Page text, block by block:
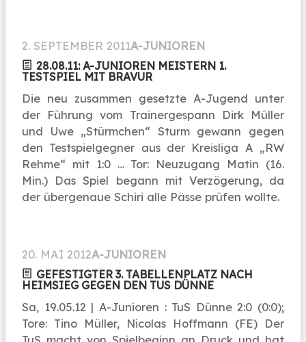
2. SEPTEMBER 2011A-JUNIOREN
28.08.11: A-JUNIOREN MEISTERN 1.
TESTSPIEL MIT BRAVUR
Die neu zusammen gesetzte A-Jugend unter
der Führung vom Trainergespann Dirk Müller
und Uwe „Stürmchen“ Sturm gewann gegen
den Testspielgegner aus der Kreisliga A „RW
Rehme“ mit 1:0 … Tor: Neuzugang Matin (16.
Min.) Das Spiel begann mit Verzögerung, da
der übergenaue Schiri alle Pässe prüfen wollte.
20. MAI 2012A-JUNIOREN
GEFESTIGTER 3. TABELLENPLATZ NACH
HEIMSIEG GEGEN DEN TUS DÜNNE
Sa, 19.05.12 | A-Junioren : TuS Dünne 2:0 (0:0);
Tore: Tino Müller, Nicolas Hoffmann (FE) Der